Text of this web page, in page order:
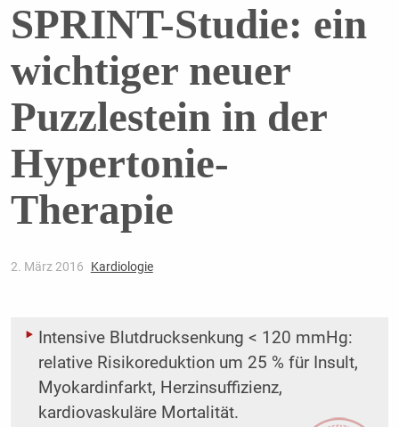
SPRINT-Studie: ein
wichtiger neuer
Puzzlestein in der
Hypertonie-
Therapie
2. März 2016 Kardiologie
Intensive Blutdrucksenkung < 120 mmHg:
relative Risikoreduktion um 25 % für Insult,
Myokardinfarkt, Herzinsuffizienz,
kardiovaskuläre Mortalität.